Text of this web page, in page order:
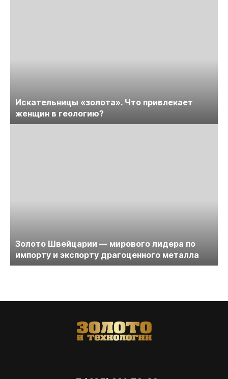
Искательницы «золота». Что привлекает
женщин в геологию?
Золото Швейцарии — мирового лидера по
импорту и экспорту драгоценного металла